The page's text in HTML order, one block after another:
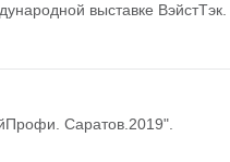
выставке ВэйстТэк.
Саратов.2019".